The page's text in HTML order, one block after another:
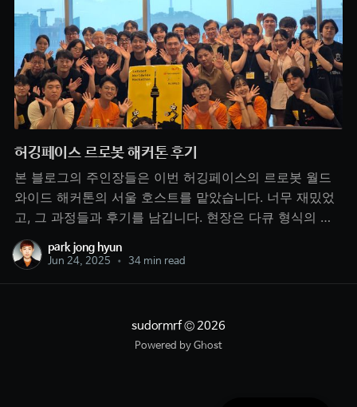
허깅페이스 르로봇 해커톤 후기
본 블로그의 주인장들은 이번 허깅페이스의 르로봇 월드
와이드 해커톤의 서울 호스트를 맡았습니다. 너무 재밌었
고, 그 과정들과 후기를 남깁니다. 현장은 다큐 형식의 작
은 영상을 만들었으니 한번 봐주세요. 계기저는 LLM 만 하
고 있었고, Action 모델은 사실 관심이 없었습니다, 준호는
park jong hyun
Jun 24, 2025 • 34 min read
sudormrf© 2026
Powered by Ghost